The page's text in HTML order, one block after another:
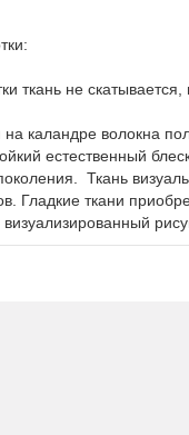
не скатывается,
каландре волокна
естественный
Ткань
Гладкие ткани